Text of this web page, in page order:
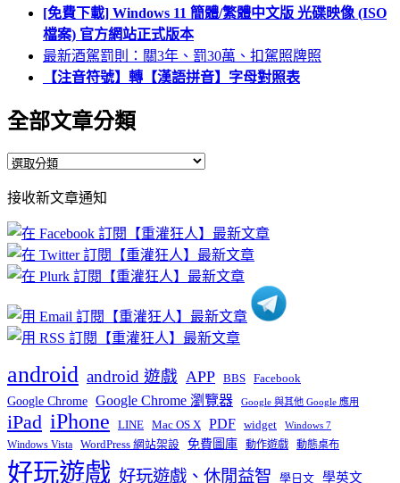
[免費下載] Windows 11 簡體/繁體中文版 光碟映像 (ISO
檔案) 官方網站正式版本
最新酒駕罰則：關3年、罰30萬、扣駕照牌照
【注音符號】轉【漢語拼音】字母對照表
全部文章分類
全
文
章
分
類
接收新文章通知
android android 遊戲 APP BBS Facebook
Google Chrome Google Chrome 瀏覽器 Google 與其他 Google 應用
iPad iPhone LINE Mac OS X PDF widget Windows 7
Windows Vista WordPress 網站架設 免費圖庫 動作遊戲 動態桌布
好玩遊戲 好玩遊戲、休閒益智 學日文 學英文